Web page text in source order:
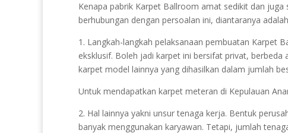
Kenapa pabrik Karpet Ballroom amat sedikit dan
berhubungan dengan persoalan ini, diantaranya
1. Langkah-langkah pelaksanaan pembuatan Karpet
eksklusif. Boleh jadi karpet ini bersifat privat,
karpet model lainnya yang dihasilkan dalam jumlah
Untuk mendapatkan karpet meteran di Kepulauan
2. Hal lainnya yakni unsur tenaga kerja. Bentuk
banyak menggunakan karyawan. Tetapi, jumlah